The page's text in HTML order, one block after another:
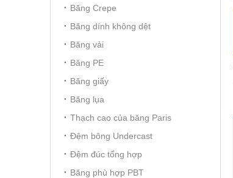
Băng Crepe
Băng dính không dệt
Băng vải
Băng PE
Băng giấy
Băng lụa
Thạch cao của băng Paris
Đệm bông Undercast
Đệm đúc tổng hợp
Băng phù hợp PBT